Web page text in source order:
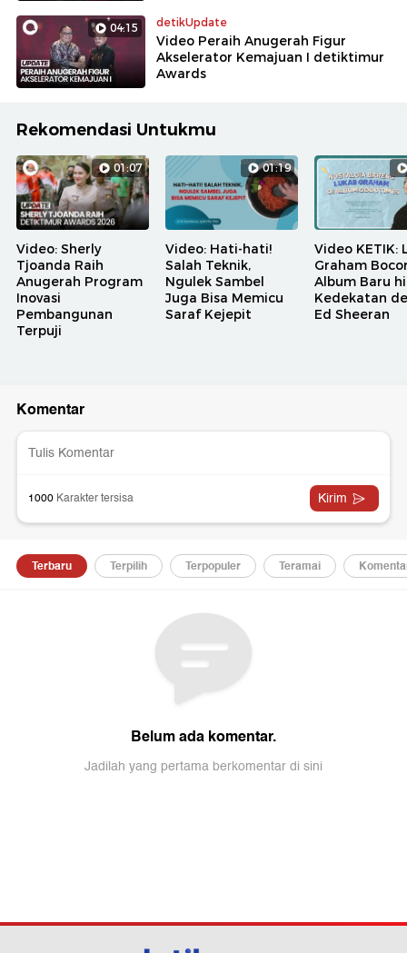
04:15 detikUpdate
Video Peraih Anugerah Figur
Akselerator Kemajuan I detiktimur
Awards
Rekomendasi Untukmu
01:07
Video: Sherly
Tjoanda Raih
Anugerah Program
Inovasi
Pembangunan
Terpuji
01:19
Video: Hati-hati!
Salah Teknik,
Ngulek Sambel
Juga Bisa Memicu
Saraf Kejepit
Video KETIK:
Graham
Album Baru
Kedekatan
Ed Sheeran